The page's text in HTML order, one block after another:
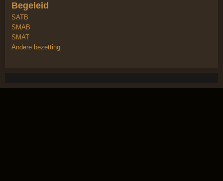
Begeleid
SATB
SMAB
SMAT
Andere bezetting